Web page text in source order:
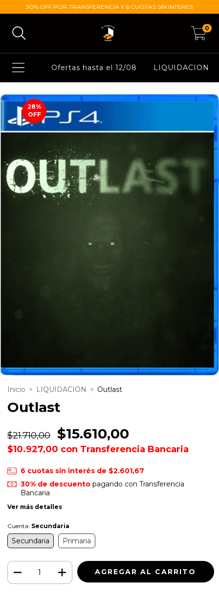
30% OFF POR TRANSFERENCIA Y 6 CUOTAS SIN INTERES
0
Ofertas hasta el 12/08 LIQUIDACION
28%
OFF
Inicio > LIQUIDACION > Outlast
Outlast
$21.710,00 $15.610,00
$10.927,00 con Transferencia Bancaria
6 cuotas sin interés de $2.601,67
30% de descuentopagando con Transferencia
Bancaria
Ver más detalles
Cuenta: Secundaria
Secundaria Primaria